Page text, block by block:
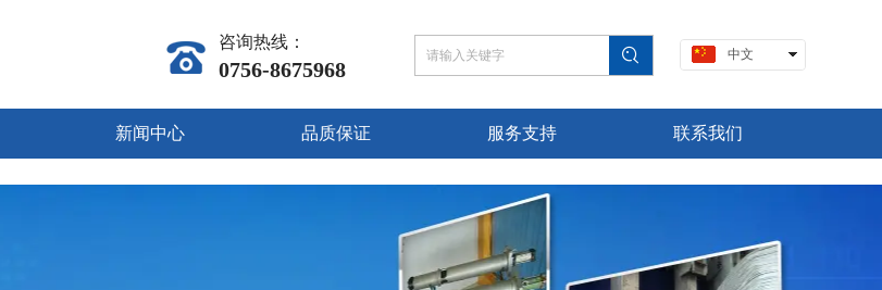
咨询热线：
0756-8675968
中文
新闻中心 品质保证 服务支持 联系我们